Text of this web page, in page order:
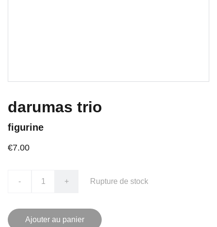
darumas trio
figurine
€7.00
- + Rupture de stock
Ajouter au panier